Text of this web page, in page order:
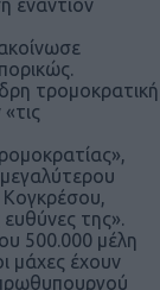
εναντίον
τρομοκρατική
Κογκρέσου,
της».
500.000 μέλη
μάχες έχουν